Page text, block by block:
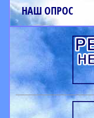
НАШ ОПРОС